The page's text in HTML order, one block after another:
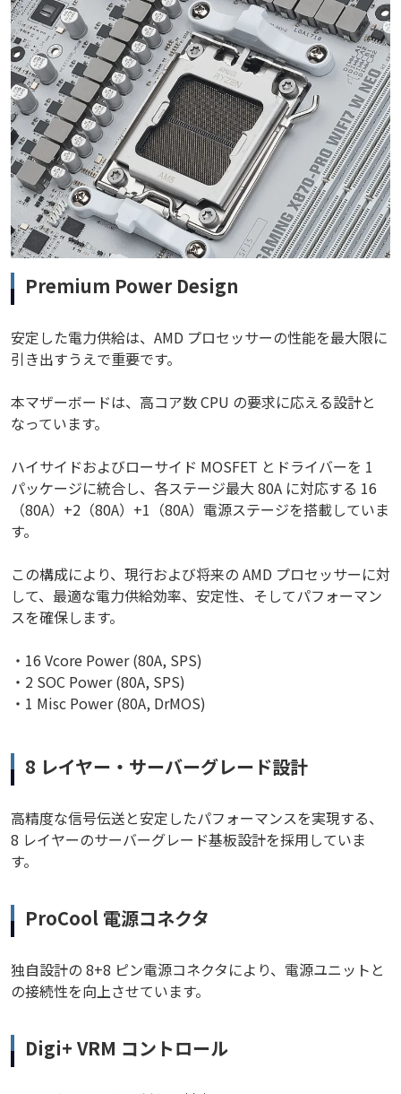
Premium Power Design
安定した電力供給は、AMD プロセッサーの性能を最大限に
引き出すうえで重要です。
本マザーボードは、高コア数 CPU の要求に応える設計と
なっています。
ハイサイドおよびローサイド MOSFET とドライバーを 1
パッケージに統合し、各ステージ最大 80A に対応する 16
（80A）+2（80A）+1（80A）電源ステージを搭載していま
す。
この構成により、現行および将来の AMD プロセッサーに対
して、最適な電力供給効率、安定性、そしてパフォーマン
スを確保します。
・16 Vcore Power (80A, SPS)
・2 SOC Power (80A, SPS)
・1 Misc Power (80A, DrMOS)
8 レイヤー・サーバーグレード設計
高精度な信号伝送と安定したパフォーマンスを実現する、
8 レイヤーのサーバーグレード基板設計を採用していま
す。
ProCool 電源コネクタ
独自設計の 8+8 ピン電源コネクタにより、電源ユニットと
の接続性を向上させています。
Digi+ VRM コントロール